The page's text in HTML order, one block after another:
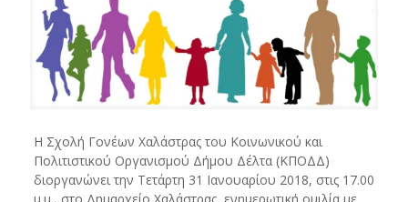
Η Σχολή Γονέων Χαλάστρας του Κοινωνικού και
Πολιτιστικού Οργανισμού Δήμου Δέλτα (ΚΠΟΔΔ)
διοργανώνει την Τετάρτη 31 Ιανουαρίου 2018, στις 17.00